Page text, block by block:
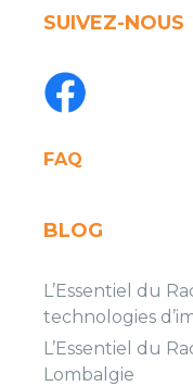
SUIVEZ-NOUS
FAQ
BLOG
L’Essentiel du
technologies
L’Essentiel du
Lombalgie